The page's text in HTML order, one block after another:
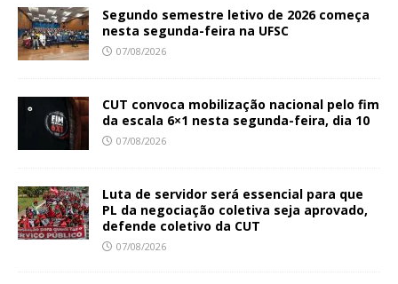
Segundo semestre letivo de 2026 começa
nesta segunda-feira na UFSC
07/08/2026
CUT convoca mobilização nacional pelo fim
da escala 6×1 nesta segunda-feira, dia 10
07/08/2026
Luta de servidor será essencial para que
PL da negociação coletiva seja aprovado,
defende coletivo da CUT
07/08/2026